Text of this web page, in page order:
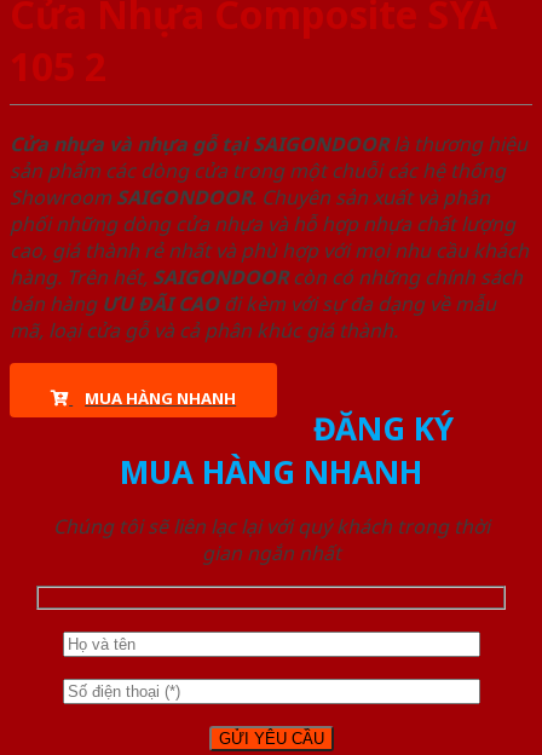
Cửa Nhựa Composite SYA
105 2
Cửa nhựa và nhựa gỗ tại SAIGONDOORlà thương hiệu
sản phẩm các dòng cửa trong một chuỗi các hệ thống
Showroom SAIGONDOOR. Chuyên sản xuất và phân
phối những dòng cửa nhựa và hỗ hợp nhựa chất lượng
cao, giá thành rẻ nhất và phù hợp với mọi nhu cầu khách
hàng. Trên hết, SAIGONDOORcòn có những chính sách
bán hàng ƯU ĐÃI CAOđi kèm với sự đa dạng về mẫu
mã, loại cửa gỗ và cả phân khúc giá thành.
MUA HÀNG NHANH
ĐĂNG KÝ
MUA HÀNG NHANH
Chúng tôi sẽ liên lạc lại với quý khách trong thời
gian ngắn nhất